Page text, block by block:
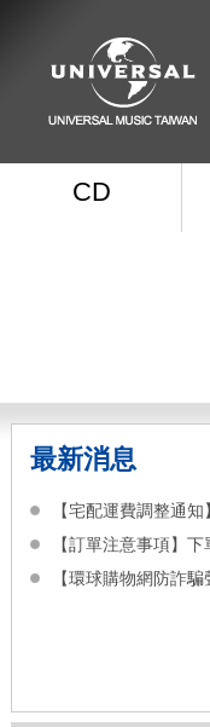
CD
最新消息
【宅配運費調整通知】
【訂單注意事項】
【環球購物網防詐騙